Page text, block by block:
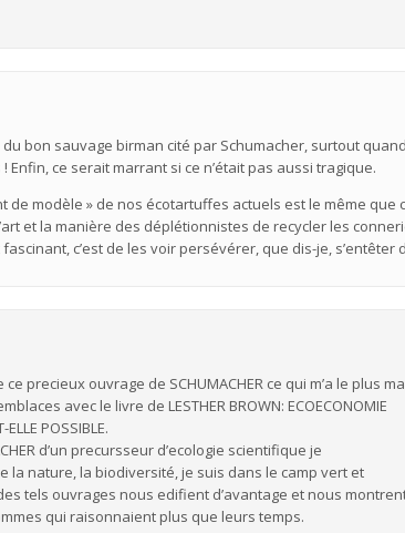
du bon sauvage birman cité par Schumacher, surtout
Enfin, ce serait marrant si ce n’était pas aussi tragique.
modèle » de nos écotartuffes actuels est le même que
et la manière des déplétionnistes de recycler les
c’est de les voir persévérer, que dis-je, s’entêter
precieux ouvrage de SCHUMACHER ce qui m’a le plus
avec le livre de LESTHER BROWN: ECOECONOMIE
ELLE POSSIBLE.
d’un precursseur d’ecologie scientifique je
la nature, la biodiversité, je suis dans le camp vert et
tels ouvrages nous edifient d’avantage et nous
qui raisonnaient plus que leurs temps.